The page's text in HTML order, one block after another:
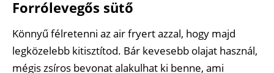
Forrólevegős sütő
Könnyű félretenni az air fryert azzal, hogy majd
legközelebb kitisztítod. Bár kevesebb olajat használ,
mégis zsíros bevonat alakulhat ki benne, ami